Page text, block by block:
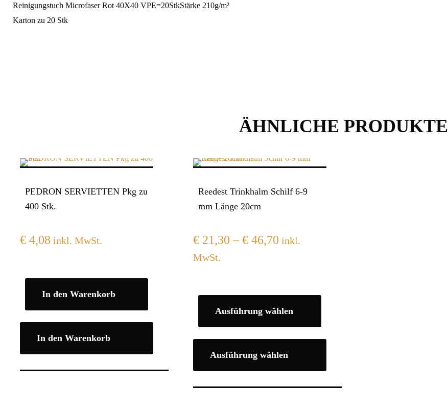
Reinigungstuch Microfaser Rot 40X40 VPE=20StkStärke 210g/m²
Karton zu 20 Stk
ÄHNLICHE PRODUKTE
PEDRON SERVIETTEN Pkg zu
400 Stk.
€4,08 inkl. MwSt.
In den Warenkorb
In den Warenkorb
Reedest Trinkhalm Schilf 6-9
mm Länge 20cm
€ 21,30 –€ 46,70 inkl.
MwSt.
Ausführung wählen
Ausführung wählen